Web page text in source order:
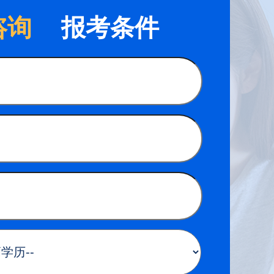
询 报考条件